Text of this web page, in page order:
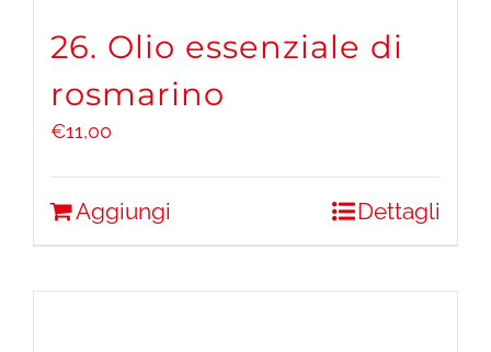
26. Olio essenziale di
rosmarino
€11,00
Aggiungi Dettagli